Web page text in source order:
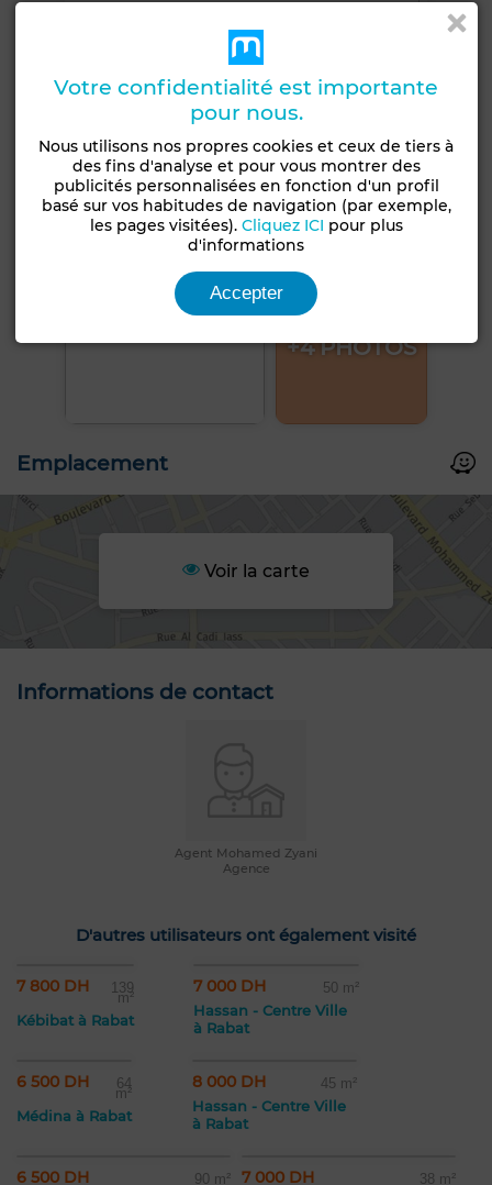
+4 PHOTOS
Emplacement
Voir la carte
Informations de contact
Agent Mohamed Zyani
Agence
D'autres utilisateurs ont également visité
7 800 DH 139
m²
Kébibat à Rabat
7 000 DH 50 m²
Hassan - Centre Ville
à Rabat
6 500 DH 64
m²
Médina à Rabat
8 000 DH 45 m²
Hassan - Centre Ville
à Rabat
6 500 DH 90 m² 7 000 DH 38 m²
Votre confidentialité est importante
pour nous.
Nous utilisons nos propres cookies et ceux de tiers à
des fins d'analyse et pour vous montrer des
publicités personnalisées en fonction d'un profil
basé sur vos habitudes de navigation (par exemple,
les pages visitées). Cliquez ICI pour plus
d'informations
Accepter